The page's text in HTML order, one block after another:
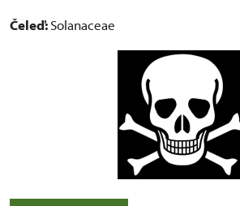
Čeleď:Solanaceae